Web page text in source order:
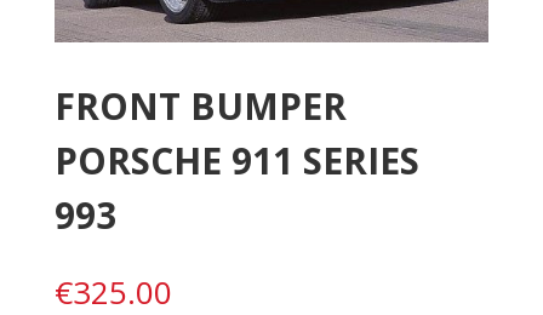
FRONT BUMPER
PORSCHE 911 SERIES
993
€325.00